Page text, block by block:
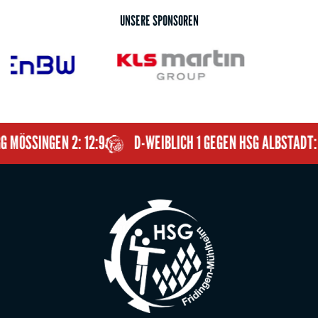
Jubliäumsshirt (gebt hierzu bitte eure Größe mit der
Anmeldung beim Trainer/in ab)
• 16:00-17:00 Uhr: Minis bis E- Jugend
• 18:00-19:00 Uhr: Aktive
• Da uns bewusst ist, dass jemand "Größeres" vielleicht
mehr Runden rennen kann, als eine/r der "Minis",
UNSERE SPONSOREN
2: 12:9 D-WEIBLICH 1 GEGEN HSG ALBSTADT: 8:7